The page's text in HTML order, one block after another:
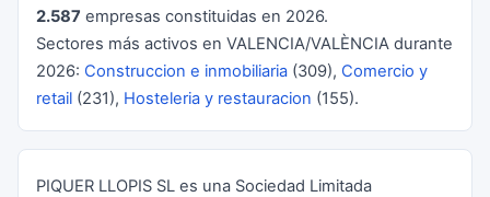
2.587 empresas constituidas en 2026.
Sectores más activos en VALENCIA/VALÈNCIA durante
2026: Construccion e inmobiliaria (309), Comercio y
retail (231), Hosteleria y restauracion (155).
PIQUER LLOPIS SL es una Sociedad Limitada